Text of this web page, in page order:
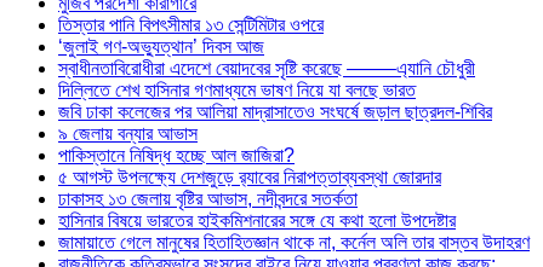
তিস্তার পানি বিপৎসীমার ১৩ সেন্টিমিটার ওপরে
‘জুলাই গণ-অভ্যুত্থান’ দিবস আজ
স্বাধীনতাবিরোধীরা এদেশে বেয়াদবের সৃষ্টি করেছে ——–এ্যানি চৌধুরী
দিল্লিতে শেখ হাসিনার গণমাধ্যমে ভাষণ নিয়ে যা বলছে ভারত
জবি ঢাকা কলেজের পর আলিয়া মাদ্রাসাতেও সংঘর্ষে জড়াল ছাত্রদল-শিবির
৯ জেলায় বন্যার আভাস
পাকিস্তানে নিষিদ্ধ হচ্ছে আল জাজিরা?
৫ আগস্ট উপলক্ষ্যে দেশজুড়ে র‌্যাবের নিরাপত্তাব্যবস্থা জোরদার
ঢাকাসহ ১৩ জেলায় বৃষ্টির আভাস, নদীবন্দরে সতর্কতা
হাসিনার বিষয়ে ভারতের হাইকমিশনারের সঙ্গে যে কথা হলো উপদেষ্টার
জামায়াতে গেলে মানুষের হিতাহিতজ্ঞান থাকে না, কর্নেল অলি তার বাস্তব উদাহরণ